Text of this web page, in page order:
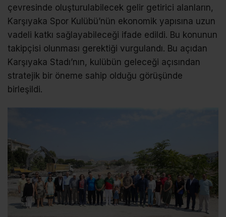
çevresinde oluşturulabilecek gelir getirici alanların,
Karşıyaka Spor Kulübü’nün ekonomik yapısına uzun
vadeli katkı sağlayabileceği ifade edildi. Bu konunun
takipçisi olunması gerektiği vurgulandı. Bu açıdan
Karşıyaka Stadı’nın, kulübün geleceği açısından
stratejik bir öneme sahip olduğu görüşünde
birleşildi.